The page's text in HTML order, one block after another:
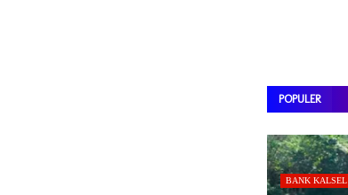
POPULER
BANK KALSEL